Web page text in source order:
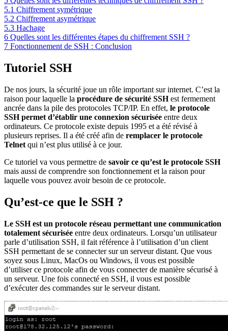
5.1 Chiffrement symétrique
5.2 Chiffrement asymétrique
5.3 Hachage
6 Quelles sont les différentes étapes du chiffrement SSH ?
7 Fonctionnement de SSH : Conclusion
Tutoriel SSH
De nos jours, la sécurité joue un rôle important sur internet. C’est la
raison pour laquelle la procédure de sécurité SSHest fermement
ancrée dans la pile des protocoles TCP/IP. En effet, le protocole
SSH permet d’établir une connexion sécurisée entre deux
ordinateurs. Ce protocole existe depuis 1995 et a été révisé à
plusieurs reprises. Il a été créé afin de remplacer le protocole
Telnet qui n’est plus utilisé à ce jour.
Ce tutoriel va vous permettre de savoir ce qu’est le protocole SSH
mais aussi de comprendre son fonctionnement et la raison pour
laquelle vous pouvez avoir besoin de ce protocole.
Qu’est-ce que le SSH ?
Le SSH est un protocole réseau permettant une communication
totalement sécurisée entre deux ordinateurs. Lorsqu’un utilisateur
parle d’utilisation SSH, il fait référence à l’utilisation d’un client
SSH permettant de se connecter sur un serveur distant. Que vous
soyez sous Linux, MacOs ou Windows, il vous est possible
d’utiliser ce protocole afin de vous connecter de manière sécurisé à
un serveur. Une fois connecté en SSH, il vous est possible
d’exécuter des commandes sur le serveur distant.